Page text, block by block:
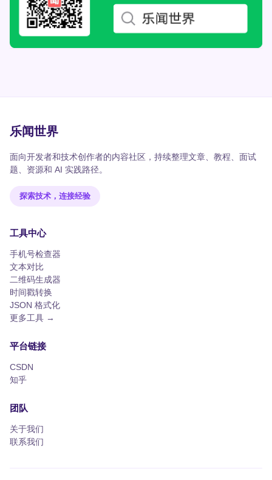
乐闻世界
面向开发者和技术创作者的内容社区，持续整理文章、教程、面试
题、资源和 AI 实践路径。
探索技术，连接经验
工具中心
手机号检查器
文本对比
二维码生成器
时间戳转换
JSON 格式化
更多工具 →
平台链接
CSDN
知乎
团队
关于我们
联系我们